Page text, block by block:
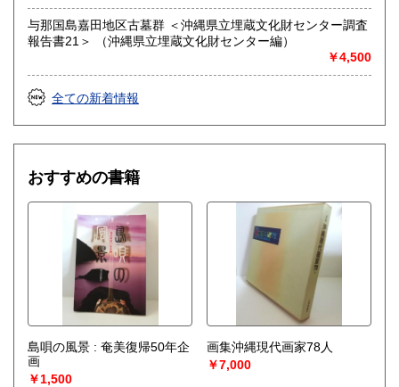
取り扱い分野
-
絵本と沖縄郷土書をメインとしています。他にサブカルチャ
ー・アート系・武術・レトロコミック・趣味系です
与那国島嘉田地区古墓群 ＜沖縄県立埋蔵文化財センター調査
報告書21＞ （沖縄県立埋蔵文化財センター編）
￥4,500
全ての新着情報
おすすめの書籍
島唄の風景 : 奄美復帰50年企
画
￥1,500
画集沖縄現代画家78人
￥7,000